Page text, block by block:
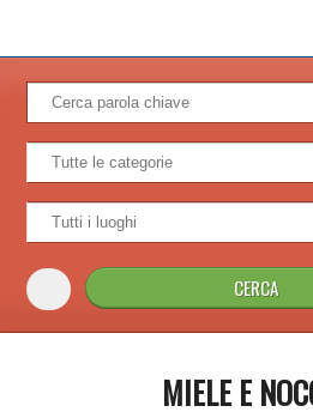
MIELE E